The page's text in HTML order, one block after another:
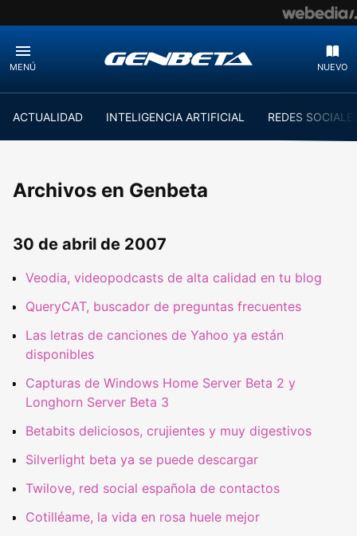
MENÚ NUEVO
ACTUALIDAD INTELIGENCIA ARTIFICIAL REDES
Archivos en Genbeta
30 de abril de 2007
Veodia, videopodcasts de alta calidad en tu blog
QueryCAT, buscador de preguntas frecuentes
Las letras de canciones de Yahoo ya están
disponibles
Capturas de Windows Home Server Beta 2 y
Longhorn Server Beta 3
Betabits deliciosos, crujientes y muy digestivos
Silverlight beta ya se puede descargar
Twilove, red social española de contactos
Cotilléame, la vida en rosa huele mejor